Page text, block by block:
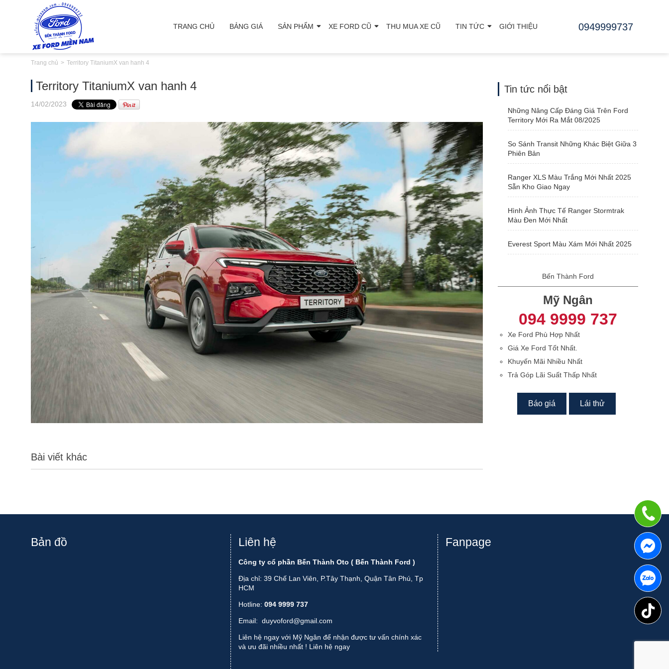
TRANG CHỦ BẢNG GIÁ SẢN PHẨM XE FORD CŨ THU MUA XE CŨ TIN TỨC GIỚI THIỆU 0949999737
Trang chủ Territory TitaniumX van hanh 4
Territory TitaniumX van hanh 4
14/02/2023
Bài viết khác
Tin tức nổi bật
Những Nâng Cấp Đáng Giá Trên Ford
Territory Mới Ra Mắt 08/2025
So Sánh Transit Những Khác Biệt Giữa 3
Phiên Bản
Ranger XLS Màu Trắng Mới Nhất 2025
Sẵn Kho Giao Ngay
Hình Ảnh Thực Tế Ranger Stormtrak
Màu Đen Mới Nhất
Everest Sport Màu Xám Mới Nhất 2025
Bến Thành Ford
Mỹ Ngân
094 9999 737
Xe Ford Phù Hợp Nhất
Giá Xe Ford Tốt Nhất.
Khuyến Mãi Nhiều Nhất
Trả Góp Lãi Suất Thấp Nhất
Báo giá Lái thử
Bản đồ Liên hệ
Công ty cổ phần Bến Thành Oto ( Bến Thành Ford )
Địa chỉ: 39 Chế Lan Viên, P.Tây Thạnh, Quận Tân Phú, Tp
HCM
Hotline: 094 9999 737
Email: duyvoford@gmail.com
Liên hệ ngay với Mỹ Ngân để nhận được tư vấn chính xác
và ưu đãi nhiều nhất ! Liên hệ ngay
Fanpage